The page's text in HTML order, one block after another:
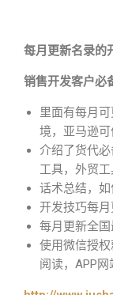
每月更新名录的
销售开发客户必
里面有每月
境，亚马逊
介绍了货代
工具，外贸工
话术总结，
开发技巧每月
每月更新全国
使用微信授
阅读，APP网